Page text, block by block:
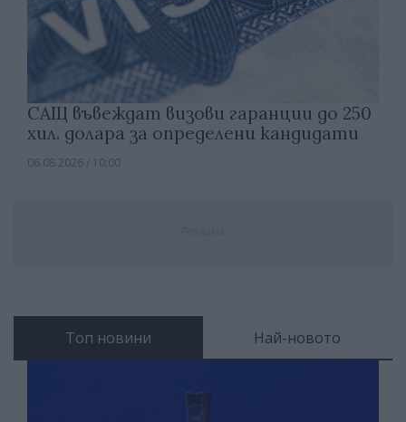
САЩ въвеждат визови гаранции до 250
хил. долара за определени кандидати
06.08.2026 / 10:00
Топ новини Най-новото